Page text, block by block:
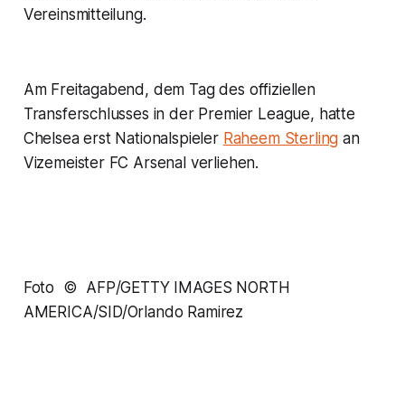
Vereinsmitteilung.
Am Freitagabend, dem Tag des offiziellen
Transferschlusses in der Premier League, hatte
Chelsea erst Nationalspieler Raheem Sterling an
Vizemeister FC Arsenal verliehen.
Foto © AFP/GETTY IMAGES NORTH
AMERICA/SID/Orlando Ramirez